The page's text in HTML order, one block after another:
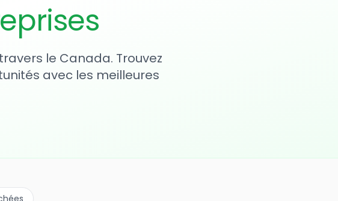
le Canada. Trouvez
avec les meilleures